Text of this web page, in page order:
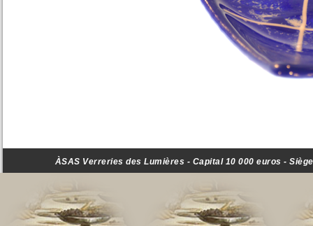
ÀSAS Verreries des Lumières - Capital 10 000 euros -